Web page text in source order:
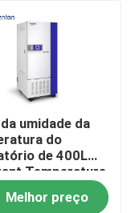
umidade da
do
de 400L
Temperature
Chamber
Melhor preço